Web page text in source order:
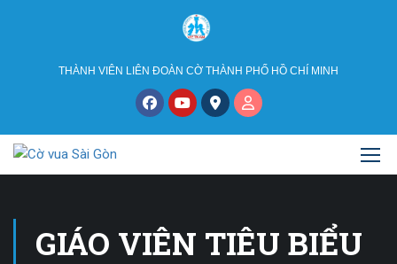
THÀNH VIÊN LIÊN ĐOÀN CỜ THÀNH PHỐ HỒ CHÍ MINH
GIÁO VIÊN TIÊU BIỂU